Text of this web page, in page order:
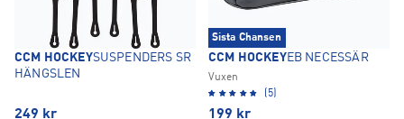
CCM HOCKEYSUSPENDERS SR
HÄNGSLEN
249 kr
Sista Chansen
CCM HOCKEYEB NECESSÄR
Vuxen
(5)
199 kr